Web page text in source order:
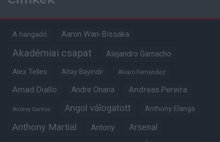
A hangadó Aaron Wan-Bissaka
Akadémiai csapat Alejandro Garnacho
Alex Telles Altay Bayindir Alvaro Fernandez
Amad Diallo Andre Onana Andreas Pereira
Andrey Santos Angol válogatott Anthony Elanga
Anthony Martial Antony Arsenal